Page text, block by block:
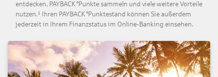
entdecken, PAYBACK °Punkte sammeln und viele weitere Vorteile
nutzen.¹ Ihren PAYBACK °Punktestand können Sie außerdem
jederzeit in Ihrem Finanzstatus im Online-Banking einsehen.